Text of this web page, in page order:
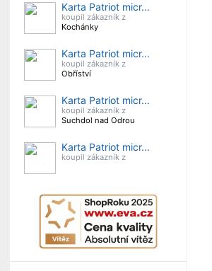
Karta Patriot micr...
koupil zákazník z
Kochánky
Karta Patriot micr...
koupil zákazník z
Obříství
Karta Patriot micr...
koupil zákazník z
Suchdol nad Odrou
Karta Patriot micr...
koupil zákazník z